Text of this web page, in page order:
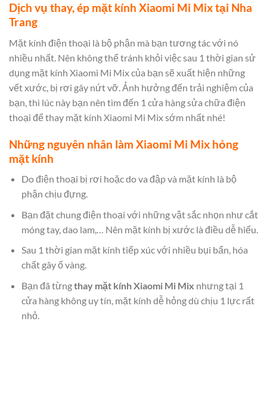
Dịch vụ thay, ép mặt kính Xiaomi Mi Mix tại Nha
Trang
Mặt kính điện thoại là bộ phận mà bạn tương tác với nó
nhiều nhất. Nên không thể tránh khỏi việc sau 1 thời gian sử
dụng mặt kính Xiaomi Mi Mix của bạn sẽ xuất hiện những
vết xước, bị rơi gây nứt vỡ. Ảnh hưởng đến trải nghiệm của
bạn, thì lúc này bạn nên tìm đến 1 cửa hàng sửa chữa điện
thoại để thay mặt kính Xiaomi Mi Mix sớm nhất nhé!
Những nguyên nhân làm Xiaomi Mi Mix hỏng
mặt kính
Do điện thoại bị rơi hoặc do va đập và mặt kính là bộ
phận chịu đựng.
Bạn đặt chung điện thoại với những vật sắc nhọn như cắt
móng tay, dao lam,… Nên mặt kính bị xước là điều dễ hiểu.
Sau 1 thời gian mặt kính tiếp xúc với nhiều bụi bẩn, hóa
chất gây ố vàng.
Bạn đã từngthay mặt kính Xiaomi Mi Mix nhưng tại 1
cửa hàng không uy tín, mặt kính dễ hỏng dù chịu 1 lực rất
nhỏ.